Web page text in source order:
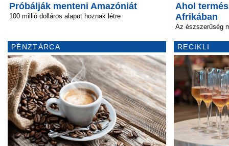
Próbálják menteni Amazóniát
100 millió dolláros alapot hoznak létre
PÉNZTÁRCA
Ahol
Afrikában
Az észszerűség
RECIKLI